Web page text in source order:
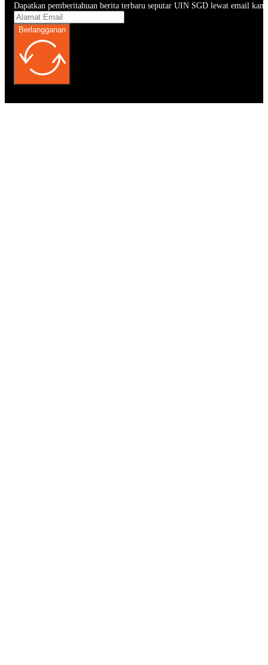
Dapatkan pemberitahuan berita terbaru seputar UIN SGD lewat email
Berlangganan